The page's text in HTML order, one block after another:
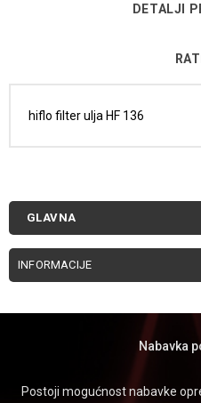
DETALJI
hiflo filter ulja HF 136
GLAVNA
INFORMACIJE
Nabavka
Postoji mogućnost nabavke